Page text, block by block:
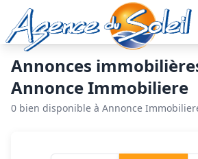
Aller au contenu principal
Annonces
Annonce Immobiliere
0 bien disponible à Annonce